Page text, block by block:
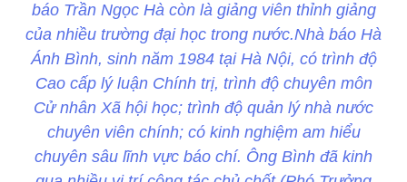
báo Trần Ngọc Hà còn là giảng viên thỉnh giảng
của nhiều trường đại học trong nước.Nhà báo Hà
Ánh Bình, sinh năm 1984 tại Hà Nội, có trình độ
Cao cấp lý luận Chính trị, trình độ chuyên môn
Cử nhân Xã hội học; trình độ quản lý nhà nước
chuyên viên chính; có kinh nghiệm am hiểu
chuyên sâu lĩnh vực báo chí. Ông Bình đã kinh